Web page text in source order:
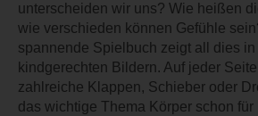
unterscheiden wir uns? Wie heißen
wie verschieden können Gefühle
spannende Spielbuch zeigt all dies in
kindgerechten Bildern. Auf jeder
zahlreiche Klappen, Schieber oder
das wichtige Thema Körper schon für